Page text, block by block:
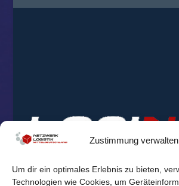
Zustimmung verwalten
Um dir ein optimales Erlebnis zu bieten,
Technologien wie Cookies, um